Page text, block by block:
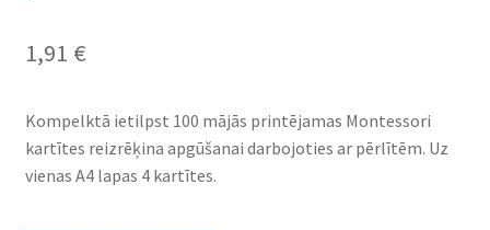
1,91 €
Kompelktā ietilpst 100 mājās printējamas Montessori
kartītes reizrēķina apgūšanai darbojoties ar pērlītēm. Uz
vienas A4 lapas 4 kartītes.